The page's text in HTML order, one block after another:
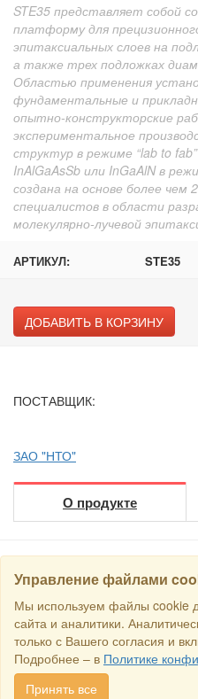
STE35 представляет собой
платформу для
эпитаксиальных слоев на
а также трех подложках
Областью применения
фундаментальные и
опытно-конструкторские
экспериментальное
структур в режиме “lab to
InAlGaAsSb или InGaAlN в
создана на основе более
специалистов в области
молекулярно-лучевой
АРТИКУЛ: STE35
ДОБАВИТЬ В КОРЗИНУ
ПОСТАВЩИК:
ЗАО "НТО"
О продукте
Управление файлами
Мы используем файлы cookie
сайта и аналитики.
только с Вашего согласия и
Подробнее – в Политике
Принять все
Все права защищены ©
sales@rstradehouse.com,
Пироговская, 16, помещ.
конфиденциальности